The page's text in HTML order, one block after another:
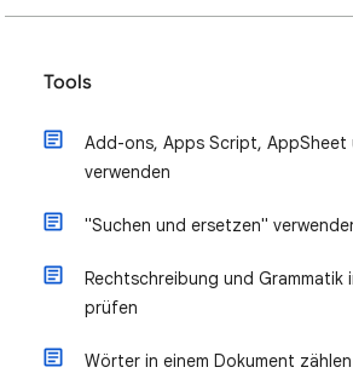
Tools
Add-ons, Apps Script, AppSheet
verwenden
"Suchen und ersetzen"
Rechtschreibung und Grammatik
prüfen
Wörter in einem Dokument zählen